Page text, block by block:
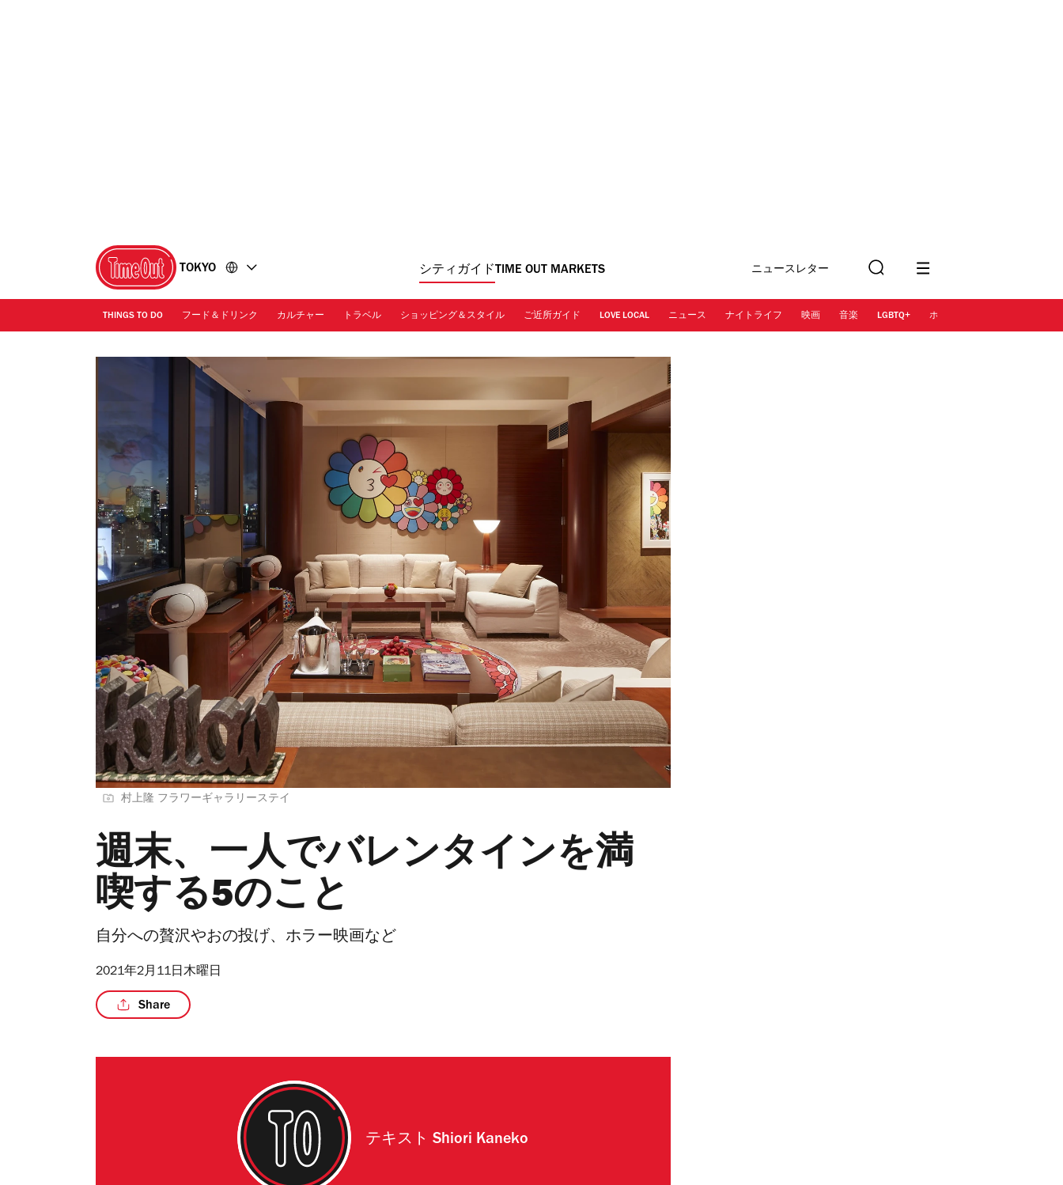
TOKYO シティガイド TIME OUT MARKETS ニュースレター
に登録
索
THINGS TO DO フード＆ドリンク カルチャー トラベル ショッピング＆スタイル ご近所ガイド LOVE LOCAL ニュース ナイトライフ 映画 音楽 LGBTQ+ ホテル
村上隆 フラワーギャラリーステイ
週末、一人でバレンタインを満
喫する5のこと
自分への贅沢やおの投げ、ホラー映画など
2021年2月11日木曜日
Share
テキストShiori Kaneko